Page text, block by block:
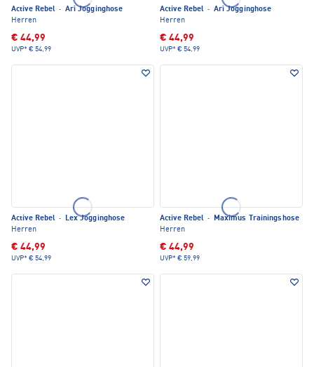
Active Rebel · Ari Jogginghose
Herren
€ 44,99
UVP* € 54,99
Active Rebel · Ari Jogginghose
Herren
€ 44,99
UVP* € 54,99
Active Rebel ·
Lex Jogginghose
Herren
€ 44,99
UVP* € 54,99
Active Rebel ·
Maximus Trainingshose
Herren
€ 44,99
UVP* € 59,99